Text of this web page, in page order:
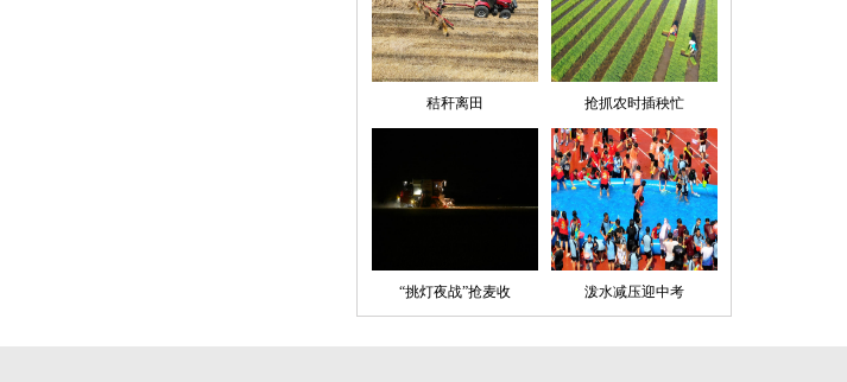
秸秆离田 抢抓农时插秧忙
“挑灯夜战”抢麦收 泼水减压迎中考